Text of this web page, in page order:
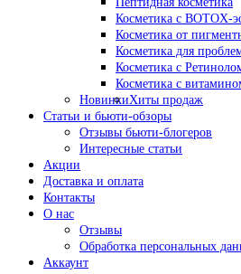
Косметика с BOTOX-
Косметика от
Косметика для
Косметика с
Косметика с
НовинкиХиты продаж
Статьи и бьюти-обзоры
Отзывы бьюти-блогеров
Интересные статьи
Акции
Доставка и оплата
Контакты
О нас
Отзывы
Обработка персональных
Аккаунт